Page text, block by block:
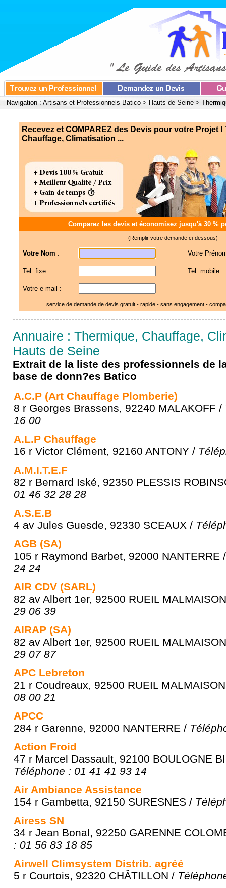
Navigation : Artisans et Professionnels Batico > Hauts de Seine >
Recevez et COMPAREZ des Devis pour votre Projet !
Chauffage, Climatisation ...
Comparez les devis et économisez jusqu'à 30 %
(Remplir votre demande ci-dessous)
Votre Nom : Votre
Tel. fixe : Tel. mobile :
Votre e-mail :
service de demande de devis gratuit - rapide - sans engagement -
Annuaire : Thermique, Chauffage,
Hauts de Seine
Extrait de la liste des professionnels de
base de donn?es Batico
A.C.P (Art Chauffage Plomberie)
8 r Georges Brassens, 92240 MALAKOFF /
16 00
A.L.P Chauffage
16 r Victor Clément, 92160 ANTONY /
A.M.I.T.E.F
82 r Bernard Iské, 92350 PLESSIS
01 46 32 28 28
A.S.E.B
4 av Jules Guesde, 92330 SCEAUX /
AGB (SA)
105 r Raymond Barbet, 92000 NANTERRE
24 24
AIR CDV (SARL)
82 av Albert 1er, 92500 RUEIL
29 06 39
AIRAP (SA)
82 av Albert 1er, 92500 RUEIL
29 07 87
APC Lebreton
21 r Coudreaux, 92500 RUEIL
08 00 21
APCC
284 r Garenne, 92000 NANTERRE /
Action Froid
47 r Marcel Dassault, 92100 BOULOGNE
Téléphone : 01 41 41 93 14
Air Ambiance Assistance
154 r Gambetta, 92150 SURESNES /
Airess SN
34 r Jean Bonal, 92250 GARENNE
: 01 56 83 18 85
Airwell Climsystem Distrib. agréé
5 r Courtois, 92320 CHÂTILLON /